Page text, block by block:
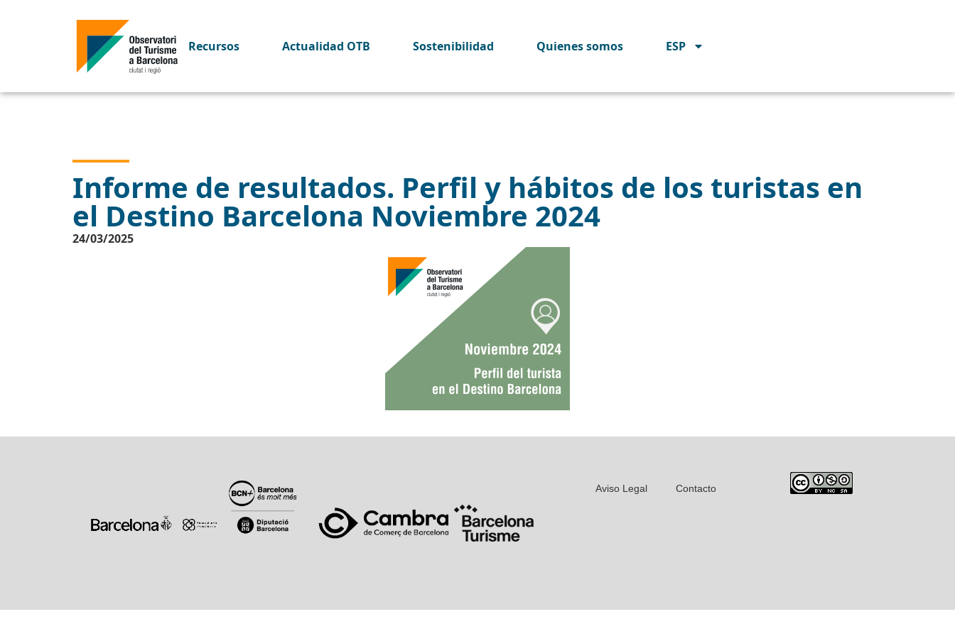
Recursos Actualidad OTB Sostenibilidad Quienes somos ESP
Informe de resultados. Perfil y hábitos de los turistas en
el Destino Barcelona Noviembre 2024
24/03/2025
Aviso Legal Contacto